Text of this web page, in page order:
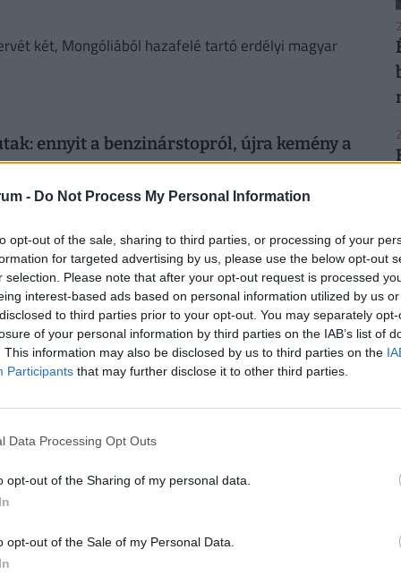
- Do Not Process My Personal Information
opt-out of the sale, sharing to third parties, or processing of your
for targeted advertising by us, please use the below opt-out
selection. Please note that after your opt-out request is processed
interest-based ads based on personal information utilized by us
to third parties prior to your opt-out. You may separately
of your personal information by third parties on the IAB’s list of
This information may also be disclosed by us to third parties on the
Participants that may further disclose it to other third parties.
Data Processing Opt Outs
opt-out of the Sharing of my personal data.
opt-out of the Sale of my Personal Data.
két, Mongóliából hazafelé tartó erdélyi magyar
ennyit a benzinárstopról, újra kemény a
alatt lehet náluk benzint és gázolajat tankolni.
a benzint, gázolajat az Auchan: mit lép a
az Auchan töltőállomásokon 2026. június 17-től
Nagy áresés jön a kutakon csütörtöktől
14 forinttal a gázolaj nagykereskedelmi ára
is lehet tankolni: rengeteg magyar járhat jól